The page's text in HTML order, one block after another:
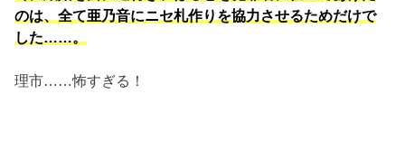
のは、全て亜乃音にニセ札作りを協力させるためだけで
した……。
理市……怖すぎる！